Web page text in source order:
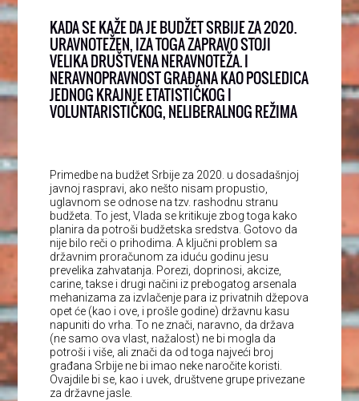
KADA SE KAŽE DA JE BUDŽET SRBIJE ZA 2020.
URAVNOTEŽEN, IZA TOGA ZAPRAVO STOJI
VELIKA DRUŠTVENA NERAVNOTEŽA. I
NERAVNOPRAVNOST GRAĐANA KAO POSLEDICA
JEDNOG KRAJNJE ETATISTIČKOG I
VOLUNTARISTIČKOG, NELIBERALNOG REŽIMA
Primedbe na budžet Srbije za 2020. u dosadašnjoj
javnoj raspravi, ako nešto nisam propustio,
uglavnom se odnose na tzv. rashodnu stranu
budžeta. To jest, Vlada se kritikuje zbog toga kako
planira da potroši budžetska sredstva. Gotovo da
nije bilo reči o prihodima. A ključni problem sa
državnim proračunom za iduću godinu jesu
prevelika zahvatanja. Porezi, doprinosi, akcize,
carine, takse i drugi načini iz prebogatog arsenala
mehanizama za izvlačenje para iz privatnih džepova
opet će (kao i ove, i prošle godine) državnu kasu
napuniti do vrha. To ne znači, naravno, da država
(ne samo ova vlast, nažalost) ne bi mogla da
potroši i više, ali znači da od toga najveći broj
građana Srbije ne bi imao neke naročite koristi.
Ovajdile bi se, kao i uvek, društvene grupe privezane
za državne jasle.